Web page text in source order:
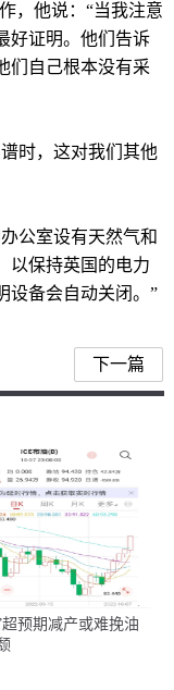
，他说：“当我注意
好证明。他们告诉
们自己根本没有采
时，这对我们其他
公室设有天然气和
以保持英国的电力
设备会自动关闭。”
下一篇
超预期减产或难挽油